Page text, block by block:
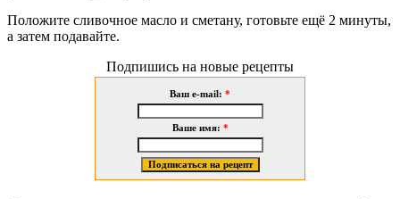
Положите сливочное масло и сметану, готовьте ещё 2 минуты,
а затем подавайте.
Подпишись на новые рецепты
Ваш e-mail: *
Ваше имя: *